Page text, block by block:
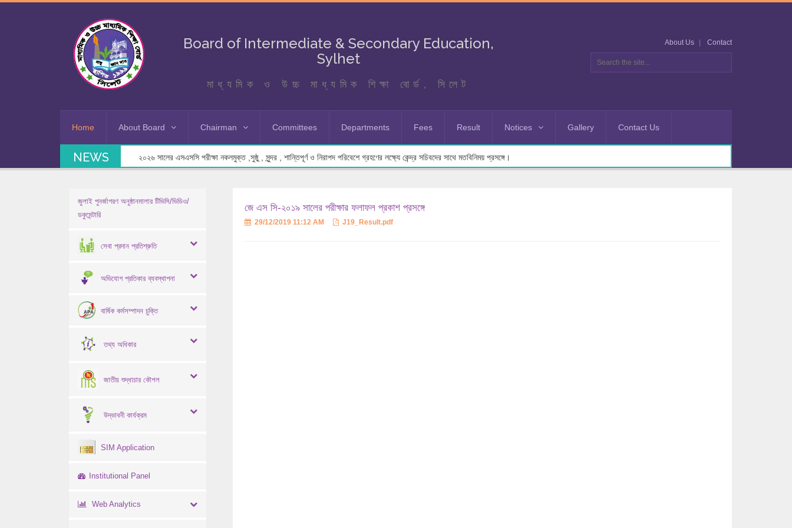
Board of Intermediate & Secondary Education,
Sylhet
মাধ্যমিক ও উচ্চ মাধ্যমিক শিক্ষা বোর্ড, সিলেট
About Us Contact
Home About Board Chairman Committees Departments Fees Result Notices Gallery Contact Us
NEWS ২০২৬ সালের এসএসসি পরীক্ষা নকলমুক্ত ,সুষ্ঠু , সুন্দর , শান্তিপূর্ণ ও নিরাপদ পরিবেশে গ্রহণের লক্ষ্যে কেন্দ্র সচিবদের সাথে মতবিনিময় প্রসঙ্গে।
জুলাই পুনর্জাগরণ অনুষ্ঠানমালার টিভিসি/ভিডিও/
ডকুমেন্টারি
সেবা প্রদান প্রতিশ্রুতি
অভিযোগ প্রতিকার ব্যবস্থাপনা
বার্ষিক কর্মসম্পাদন চুক্তি
তথ্য অধিকার
জাতীয় শুদ্ধাচার কৌশল
উদ্ভাবনী কার্যক্রম
SIM Application
Institutional Panel
Web Analytics
জে এস সি-২০১৯ সালের পরীক্ষার ফলাফল প্রকাশ প্রসঙ্গে
29/12/2019 11:12 AM J19_Result.pdf